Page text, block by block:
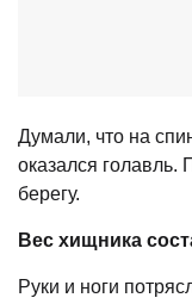
Думали, что на
оказался
берегу.
Вес хищника
Руки и ноги